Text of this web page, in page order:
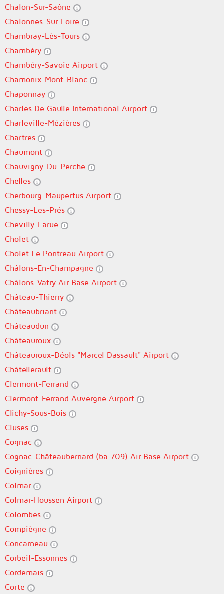
Chalon-Sur-Saône
Chalonnes-Sur-Loire
Chambray-Lès-Tours
Chambéry
Chambéry-Savoie Airport
Chamonix-Mont-Blanc
Chaponnay
Charles De Gaulle International Airport
Charleville-Mézières
Chartres
Chaumont
Chauvigny-Du-Perche
Chelles
Cherbourg-Maupertus Airport
Chessy-Les-Prés
Chevilly-Larue
Cholet
Cholet Le Pontreau Airport
Châlons-En-Champagne
Châlons-Vatry Air Base Airport
Château-Thierry
Châteaubriant
Châteaudun
Châteauroux
Châteauroux-Déols "Marcel Dassault" Airport
Châtellerault
Clermont-Ferrand
Clermont-Ferrand Auvergne Airport
Clichy-Sous-Bois
Cluses
Cognac
Cognac-Châteaubernard (ba 709) Air Base Airport
Coignières
Colmar
Colmar-Houssen Airport
Colombes
Compiègne
Concarneau
Corbeil-Essonnes
Cordemais
Corte